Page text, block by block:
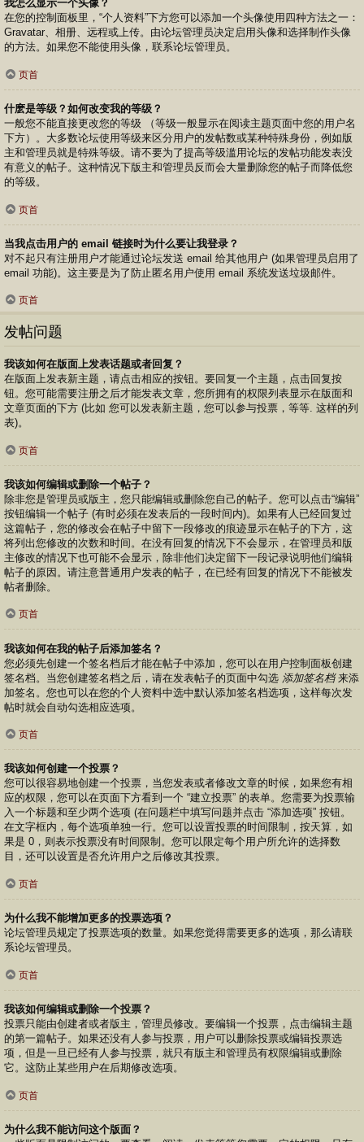
我怎么显示一个头像？
在您的控制面板里，“个人资料”下方您可以添加一个头像使用四种方法之一：
Gravatar、相册、远程或上传。由论坛管理员决定启用头像和选择制作头像
的方法。如果您不能使用头像，联系论坛管理员。
页首
什麽是等级？如何改变我的等级？
一般您不能直接更改您的等级 （等级一般显示在阅读主题页面中您的用户名
下方）。大多数论坛使用等级来区分用户的发帖数或某种特殊身份，例如版
主和管理员就是特殊等级。请不要为了提高等级滥用论坛的发帖功能发表没
有意义的帖子。这种情况下版主和管理员反而会大量删除您的帖子而降低您
的等级。
页首
当我点击用户的 email 链接时为什么要让我登录？
对不起只有注册用户才能通过论坛发送 email 给其他用户 (如果管理员启用了
email 功能)。这主要是为了防止匿名用户使用 email 系统发送垃圾邮件。
页首
发帖问题
我该如何在版面上发表话题或者回复？
在版面上发表新主题，请点击相应的按钮。要回复一个主题，点击回复按
钮。您可能需要注册之后才能发表文章，您所拥有的权限列表显示在版面和
文章页面的下方 (比如 您可以发表新主题，您可以参与投票，等等. 这样的列
表)。
页首
我该如何编辑或删除一个帖子？
除非您是管理员或版主，您只能编辑或删除您自己的帖子。您可以点击“编辑”
按钮编辑一个帖子 (有时必须在发表后的一段时间内)。如果有人已经回复过
这篇帖子，您的修改会在帖子中留下一段修改的痕迹显示在帖子的下方，这
将列出您修改的次数和时间。在没有回复的情况下不会显示，在管理员和版
主修改的情况下也可能不会显示，除非他们决定留下一段记录说明他们编辑
帖子的原因。请注意普通用户发表的帖子，在已经有回复的情况下不能被发
帖者删除。
页首
我该如何在我的帖子后添加签名？
您必须先创建一个签名档后才能在帖子中添加，您可以在用户控制面板创建
签名档。当您创建签名档之后，请在发表帖子的页面中勾选 添加签名档来添
加签名。您也可以在您的个人资料中选中默认添加签名档选项，这样每次发
帖时就会自动勾选相应选项。
页首
我该如何创建一个投票？
您可以很容易地创建一个投票，当您发表或者修改文章的时候，如果您有相
应的权限，您可以在页面下方看到一个 “建立投票” 的表单。您需要为投票输
入一个标题和至少两个选项 (在问题栏中填写问题并点击 “添加选项” 按钮。
在文字框内，每个选项单独一行。您可以设置投票的时间限制，按天算，如
果是 0，则表示投票没有时间限制。您可以限定每个用户所允许的选择数
目，还可以设置是否允许用户之后修改其投票。
页首
为什么我不能增加更多的投票选项？
论坛管理员规定了投票选项的数量。如果您觉得需要更多的选项，那么请联
系论坛管理员。
页首
我该如何编辑或删除一个投票？
投票只能由创建者或者版主，管理员修改。要编辑一个投票，点击编辑主题
的第一篇帖子。如果还没有人参与投票，用户可以删除投票或编辑投票选
项，但是一旦已经有人参与投票，就只有版主和管理员有权限编辑或删除
它。这防止某些用户在后期修改选项。
页首
为什么我不能访问这个版面？